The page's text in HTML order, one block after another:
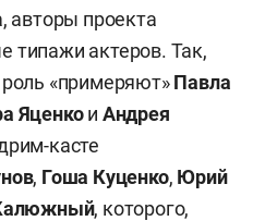
авторы проекта
типажи актеров. Так,
«примеряют»Павла
Яценкои Андрея
касте
, Гоша Куценко, Юрий
, которого,